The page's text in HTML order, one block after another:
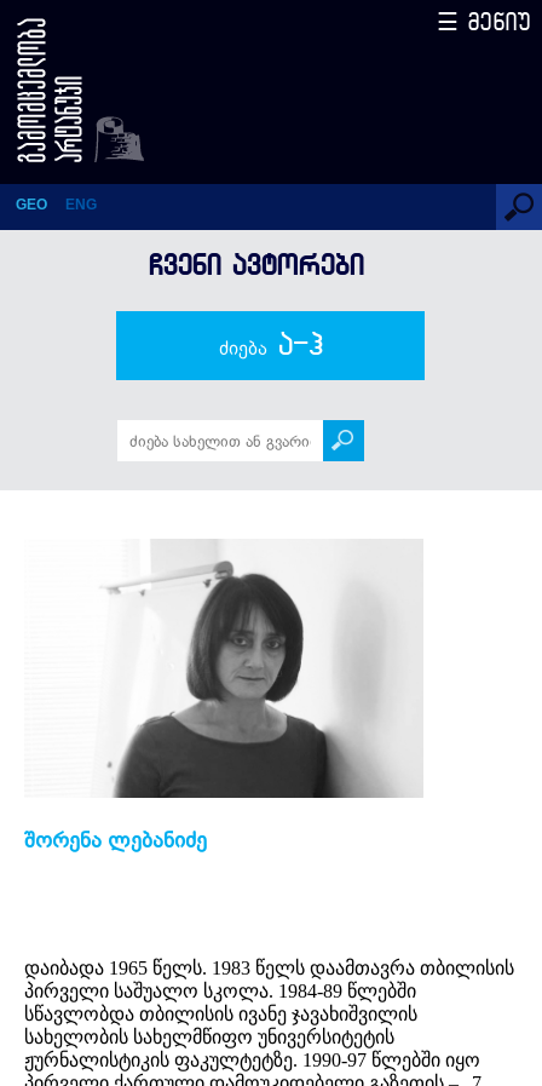
შორენა ლებანიძე
GEO ENG
☰ მენიუ
ᲩᲕᲔᲜᲘ ᲐᲕᲢᲝᲠᲔᲑᲘ
ძიება ა-ჰ
შორენა ლებანიძე
დაიბადა 1965 წელს. 1983 წელს დაამთავრა თბილისის
პირველი საშუალო სკოლა. 1984-89 წლებში
სწავლობდა თბილისის ივანე ჯავახიშვილის
სახელობის სახელმწიფო უნივერსიტეტის
ჟურნალისტიკის ფაკულტეტზე. 1990-97 წლებში იყო